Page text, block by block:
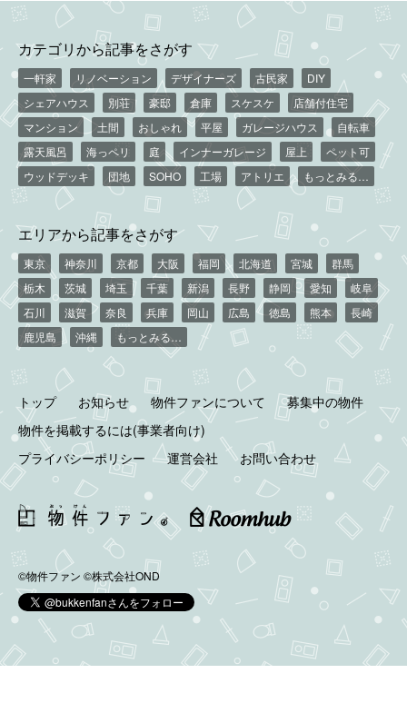
カテゴリから記事をさがす
一軒家 リノベーション デザイナーズ 古民家
DIY
シェアハウス
別荘 豪邸 倉庫 スケスケ
店舗付住宅
マンション
土間 おしゃれ 平屋 ガレージハウス
自転車
露天風呂
海っペリ 庭 インナーガレージ 屋上
ペット可
ウッドデッキ
団地 SOHO 工場 アトリエ もっとみる…
エリアから記事をさがす
東京 神奈川 京都 大阪 福岡 北海道 宮城
群馬
栃木
茨城 埼玉 千葉 新潟 長野 静岡 愛知
岐阜
石川
滋賀 奈良 兵庫 岡山 広島 徳島 熊本
長崎
鹿児島
沖縄 もっとみる…
トップ お知らせ 物件ファンについて
募集中の物件
物件を掲載するには(事業者向け)
プライバシーポリシー
運営会社 お問い合わせ
©物件ファン ©株式会社OND